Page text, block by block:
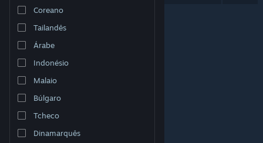
Baixe o aplicativo móvel do Steam
Ver versão para computadores
Coreano
Tailandês
Árabe
Indonésio
Malaio
Búlgaro
Tcheco
Dinamarquês